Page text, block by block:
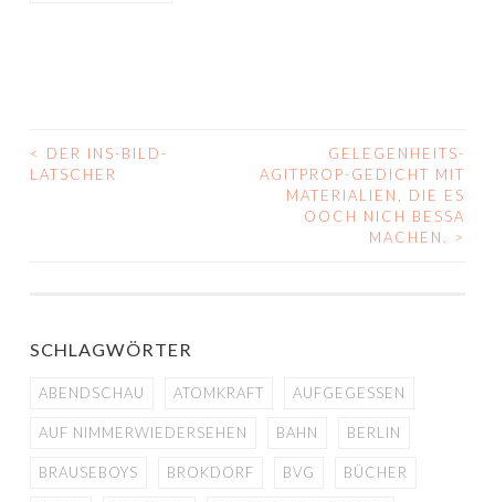
BEITRAGS-
<
DER INS-BILD-
LATSCHER
GELEGENHEITS-
AGITPROP-GEDICHT MIT
MATERIALIEN, DIE ES
OOCH NICH BESSA
MACHEN.
>
SCHLAGWÖRTER
ABENDSCHAU ATOMKRAFT AUFGEGESSEN
AUF NIMMERWIEDERSEHEN BAHN BERLIN
BRAUSEBOYS BROKDORF BVG BÜCHER